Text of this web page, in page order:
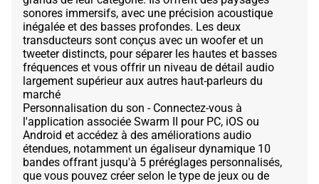
sonores immersifs, avec une précision acoustique
inégalée et des basses profondes. Les deux
transducteurs sont conçus avec un woofer et un
tweeter distincts, pour séparer les hautes et basses
fréquences et vous offrir un niveau de détail audio
largement supérieur aux autres haut-parleurs du
marché
Personnalisation du son - Connectez-vous à
l'application associée Swarm II pour PC, iOS ou
Android et accédez à des améliorations audio
étendues, notamment un égaliseur dynamique 10
bandes offrant jusqu'à 5 préréglages personnalisés,
que vous pouvez créer selon le type de jeux ou de